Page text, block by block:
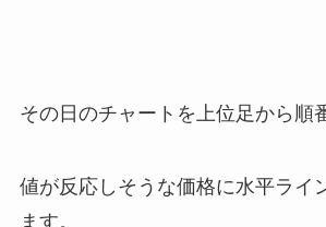
その日のチャートを上位足から順
値が反応しそうな価格に水平ライ
ます。